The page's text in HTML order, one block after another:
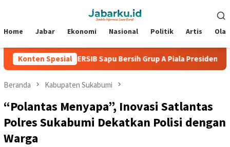
Mobile
Home Jabar Ekonomi Nasional Politik Artis
Konten Spesial
PERSIB Sapu Bersih Grup A Piala Presiden 2026,
Beranda Kabupaten Sukabumi
“Polantas Menyapa”, Inovasi Satlantas
Polres Sukabumi Dekatkan Polisi dengan
Warga